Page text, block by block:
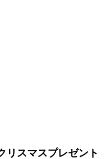
リスマスプレゼント